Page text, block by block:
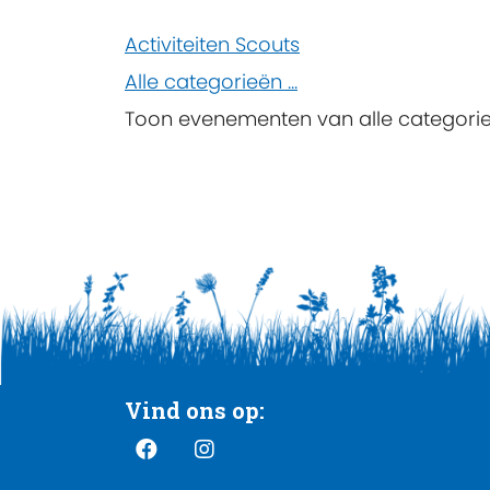
Pagination
List
Limit
Activiteiten Scouts
Alle categorieën ...
Toon evenementen van alle
Vind ons op: